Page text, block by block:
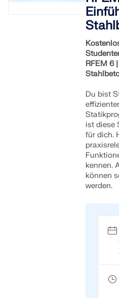
RFEM 6
Du bist
ist diese
für dich.
kennen.
können
werden.